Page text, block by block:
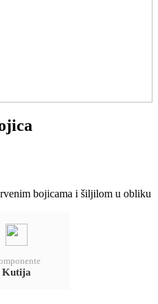
bojicama i šiljilom u obliku
Kutija